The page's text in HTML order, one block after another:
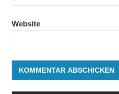
Website